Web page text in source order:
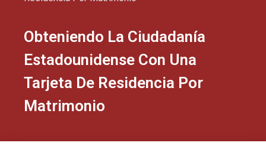
Obteniendo La Ciudadanía
Estadounidense Con Una
Tarjeta De Residencia Por
Matrimonio